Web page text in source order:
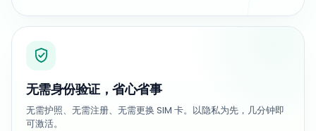
无需身份验证，省心省事
无需护照、无需注册、无需更换 SIM 卡。以隐私为先，几分钟即
可激活。